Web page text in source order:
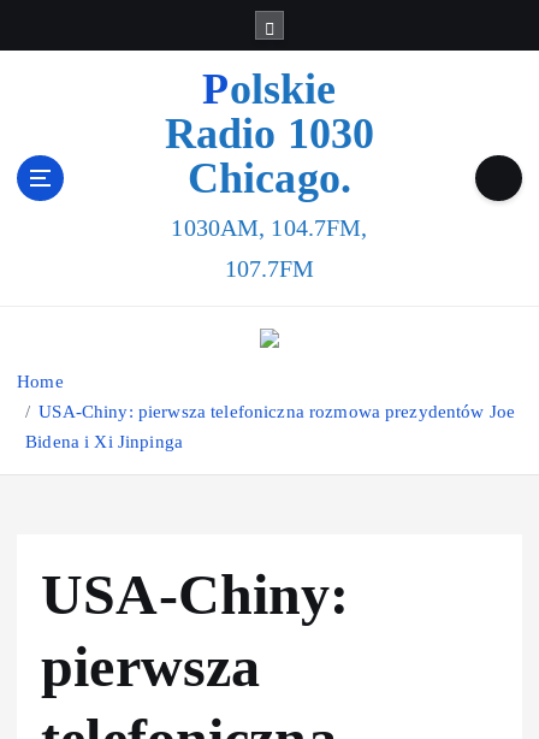
Polskie
Radio 1030
Chicago.
1030AM, 104.7FM,
107.7FM
Home
USA-Chiny: pierwsza telefoniczna rozmowa prezydentów Joe
Bidena i Xi Jinpinga
USA-Chiny:
pierwsza